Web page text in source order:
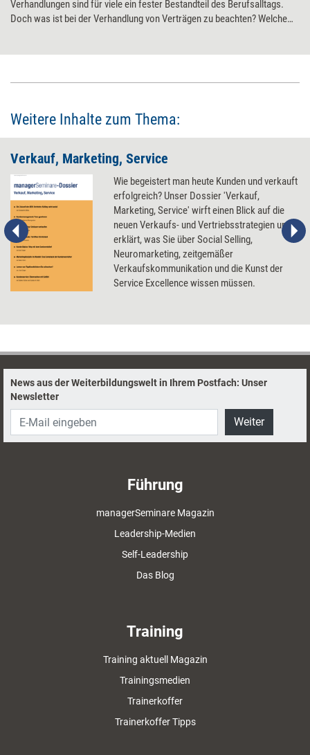
Verhandlungen sind für viele ein fester Bestandteil des Berufsalltags.
Doch was ist bei der Verhandlung von Verträgen zu beachten? Welche
Weitere Inhalte zum Thema:
Verkauf, Marketing, Service
Wie begeistert man heute Kunden und verkauft
erfolgreich? Unser Dossier 'Verkauf,
Marketing, Service' wirft einen Blick auf die
neuen Verkaufs- und Vertriebsstrategien und
erklärt, was Sie über Social Selling,
Neuromarketing, zeitgemäßer
Verkaufskommunikation und die Kunst der
Service Excellence wissen müssen.
News aus der Weiterbildungswelt in Ihrem Postfach: Unser
Newsletter
Weiter
Führung
managerSeminare Magazin
Leadership-Medien
Self-Leadership
Das Blog
Training
Training aktuell Magazin
Trainingsmedien
Trainerkoffer
Trainerkoffer Tipps